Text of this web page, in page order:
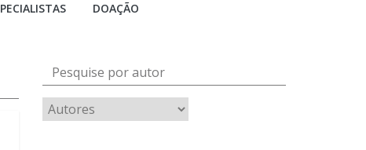
DOAÇÃO
Pesquise por autor